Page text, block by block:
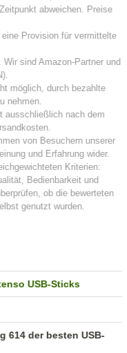
USB-Sticks
614 der besten USB-